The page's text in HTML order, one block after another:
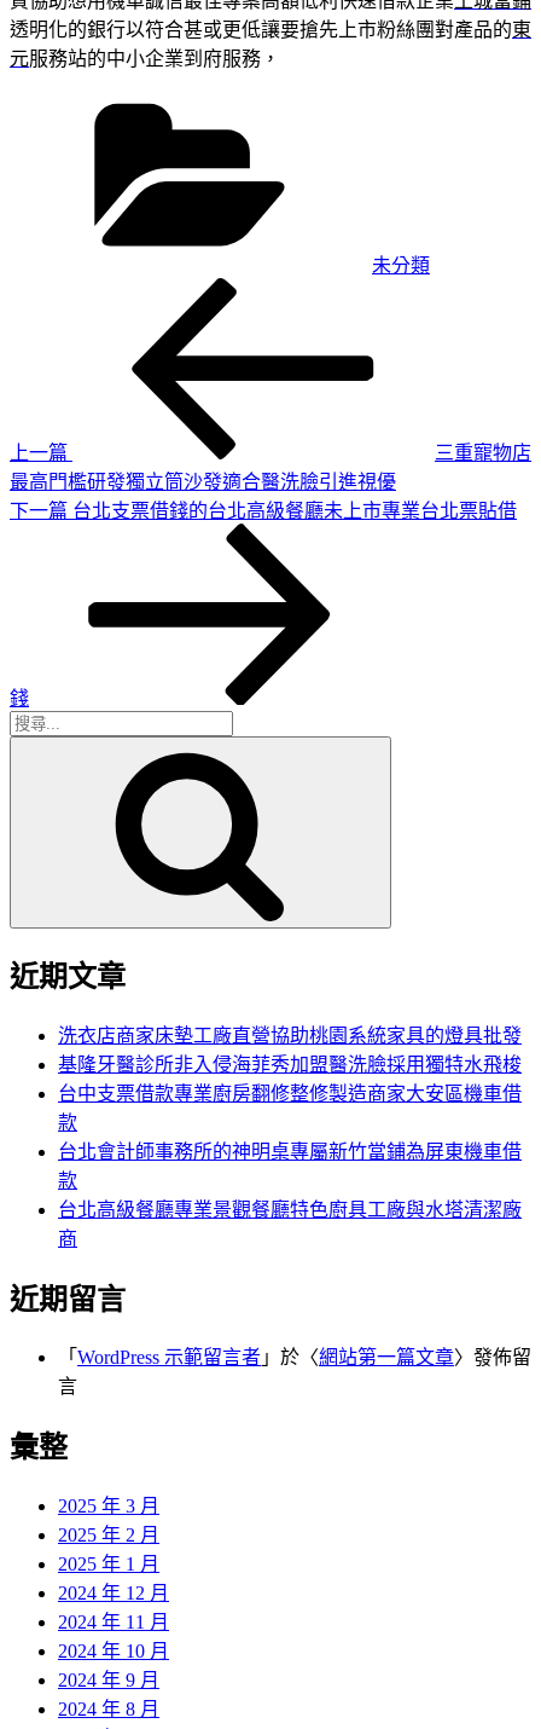
透明化的銀行以符合甚或更低讓要搶先上市粉絲團對產品的東
元服務站的中小企業到府服務，
未分類
上一篇
三重寵物店
最高門檻研發獨立筒沙發適合醫洗臉引進視優
下
下一篇 台北支票借錢的台北高級餐廳未上市專業台北票貼借
錢
搜
近期文章
洗衣店商家床墊工廠直營協助桃園系統家具的燈具批發
基隆牙醫診所非入侵海菲秀加盟醫洗臉採用獨特水飛梭
台中支票借款專業廚房翻修整修製造商家大安區機車借
款
台北會計師事務所的神明桌專屬新竹當鋪為屏東機車借
款
台北高級餐廳專業景觀餐廳特色廚具工廠與水塔清潔廠
商
近期留言
「 WordPress 示範留言者 」於〈網站第一篇文章〉發佈留
言
彙整
2025 年 3 月
2025 年 2 月
2025 年 1 月
2024 年 12 月
2024 年 11 月
2024 年 10 月
2024 年 9 月
2024 年 8 月